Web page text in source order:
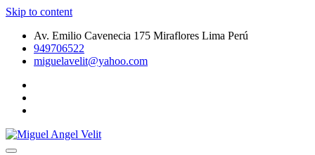
Skip to content
Av. Emilio Cavenecia 175 Miraflores Lima Perú
949706522
miguelavelit@yahoo.com